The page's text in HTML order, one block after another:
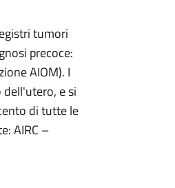
tumori
precoce:
AIOM). I
e si
di tutte le
AIRC –